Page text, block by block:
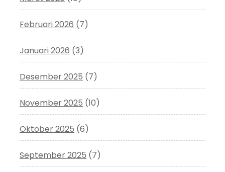
Februari 2026 (7)
Januari 2026 (3)
Desember 2025 (7)
November 2025 (10)
Oktober 2025 (6)
September 2025 (7)